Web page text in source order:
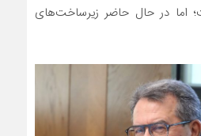
اما در حال حاضر زیرساخت‌های